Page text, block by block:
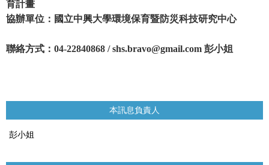
育計畫
協辦單位：國立中興大學環境保育暨防災科技研究中心
聯絡方式： 04-22840868 / shs.bravo@gmail.com 彭小姐
本訊息負責人
彭小姐